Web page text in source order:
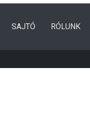
SAJTÓ RÓLUNK